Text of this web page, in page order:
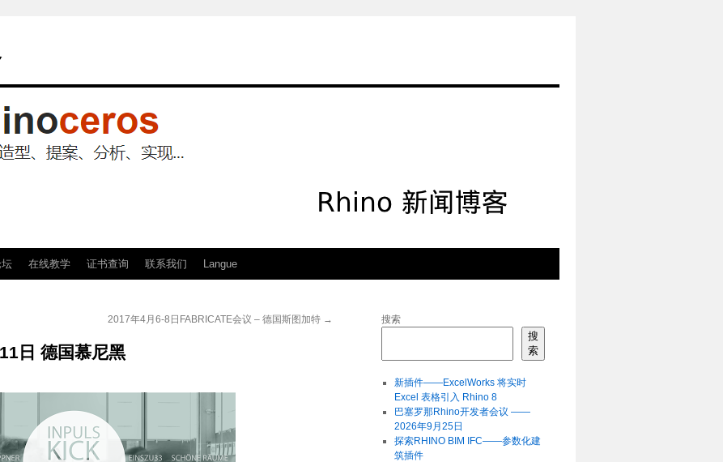
在线教学 证书查询 联系我们 Langue
2017年4月6-8日FABRICATE会议 – 德国斯图加特 →
日 德国慕尼黑
搜索
搜
索
新插件——ExcelWorks 将实时
Excel 表格引入 Rhino 8
巴塞罗那Rhino开发者会议 ——
2026年9月25日
探索RHINO BIM IFC——参数化建
筑插件